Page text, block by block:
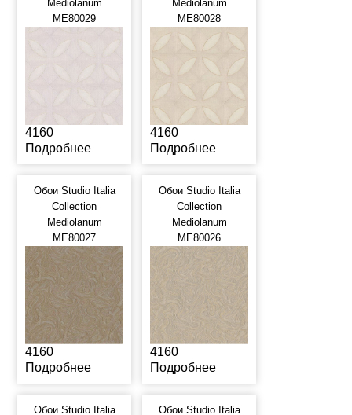
Mediolanum
ME80029
4160
Подробнее
Mediolanum
ME80028
4160
Подробнее
Обои Studio Italia
Collection
Mediolanum
ME80027
4160
Подробнее
Обои Studio Italia
Collection
Mediolanum
ME80026
4160
Подробнее
Обои Studio Italia Обои Studio Italia